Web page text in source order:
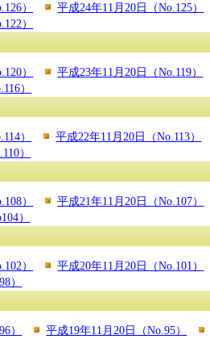
） 平成24年11月20日（No.125）
）
） 平成23年11月20日（No.119）
）
） 平成22年11月20日（No.113）
）
） 平成21年11月20日（No.107）
）
） 平成20年11月20日（No.101）
）
） 平成19年11月20日（No.95）